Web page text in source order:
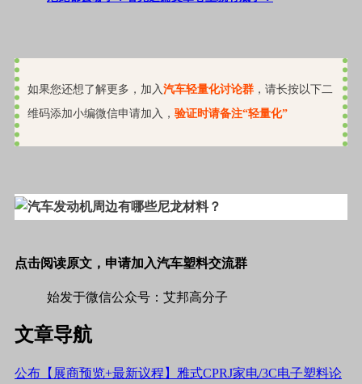
如果您还想了解更多，加入汽车轻量化讨论群 ，请长按以下二
维码添加小编微信申请加入， 验证时请备注“轻量化”
点击阅读原文，申请加入汽车塑料交流群
始发于微信公众号：艾邦高分子
文章导航
公布【展商预览+最新议程】雅式CPRJ家电/3C电子塑料论